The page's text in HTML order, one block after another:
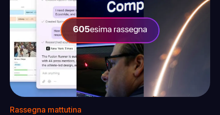
Rassegna mattutina